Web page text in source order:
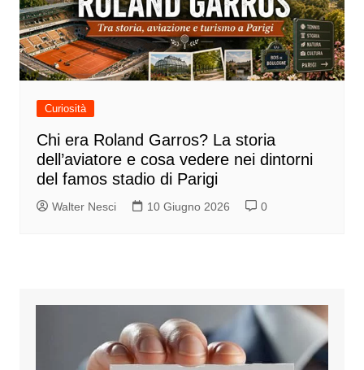
Curiosità
Chi era Roland Garros? La storia
dell’aviatore e cosa vedere nei dintorni
del famos stadio di Parigi
Walter Nesci 10 Giugno 2026 0